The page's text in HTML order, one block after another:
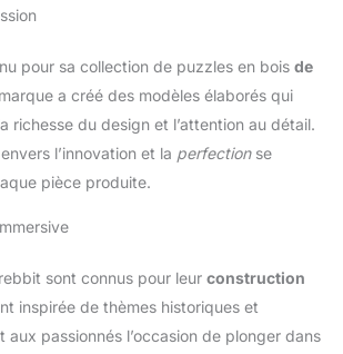
pour sa collection de puzzles en bois de
a créé des modèles élaborés qui
richesse du design et l’attention au détail.
l’innovation et la perfectionse
pièce produite.
sont connus pour leur construction
inspirée de thèmes historiques et
aux passionnés l’occasion de plonger dans